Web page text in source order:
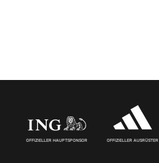
OFFIZIELLER HAUPTSPONSOR OFFIZIELLER AUSRÜSTER